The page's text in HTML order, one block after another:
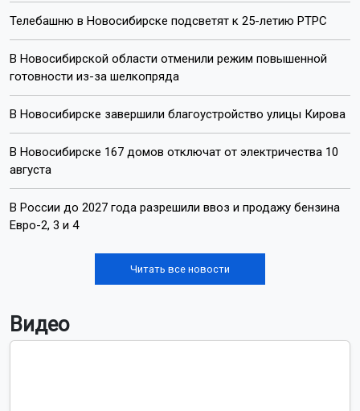
Телебашню в Новосибирске подсветят к 25-летию РТРС
В Новосибирской области отменили режим повышенной
готовности из-за шелкопряда
В Новосибирске завершили благоустройство улицы Кирова
В Новосибирске 167 домов отключат от электричества 10
августа
В России до 2027 года разрешили ввоз и продажу бензина
Евро-2, 3 и 4
Читать все новости
Видео